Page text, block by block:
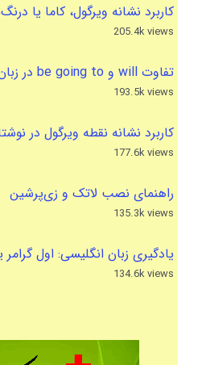
کاربرد نشانه ویرگول، کاما یا
205.4k views
تفاوت will و be going to در زبان انگلیسی
193.5k views
کاربرد نشانه نقطه ویرگول در
177.6k views
راهنمای نصب لاتک و زی‌پرشین
135.3k views
یادگیری زبان انگلیسی: اول
134.6k views